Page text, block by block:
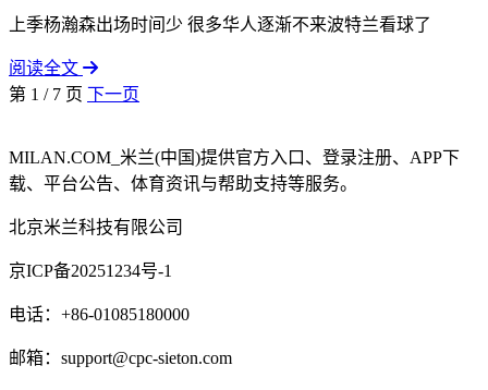
上季杨瀚森出场时间少 很多华人逐渐不来波特兰看球了
阅读全文
第 1 / 7 页 下一页
MILAN.COM_米兰(中国)提供官方入口、登录注册、APP下
载、平台公告、体育资讯与帮助支持等服务。
北京米兰科技有限公司
京ICP备20251234号-1
电话：+86-01085180000
邮箱：support@cpc-sieton.com